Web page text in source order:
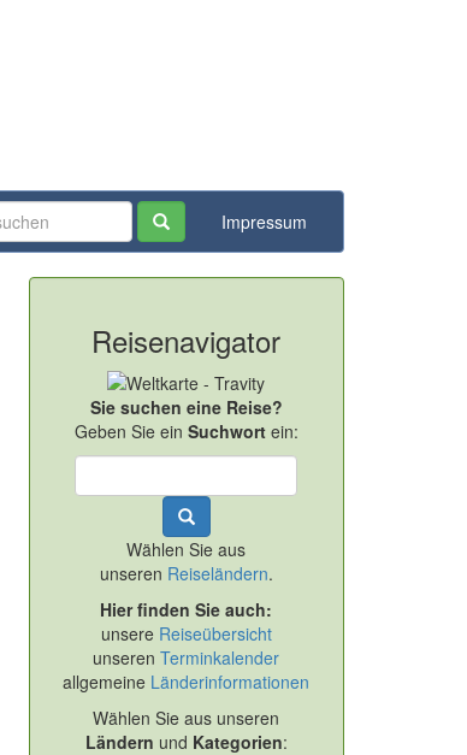
Impressum
Reisenavigator
Sie suchen eine Reise?
Geben Sie ein Suchwortein:
Wählen Sie aus
unseren Reiseländern.
Hier finden Sie auch:
unsere Reiseübersicht
unserenTerminkalender
allgemeine Länderinformationen
Wählen Sie aus unseren
Ländern und Kategorien: